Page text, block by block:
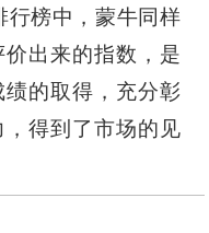
榜中，蒙牛同样
出来的指数，是
的取得，充分彰
得到了市场的见